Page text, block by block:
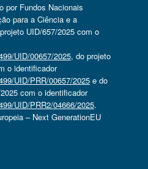
por Fundos Nacionais
para a Ciência e a
UID/657/2025 com o
UID/00657/2025, do projeto
o identificador
UID/PRR/00657/2025e do
com o identificador
UID/PRR2/04666/2025.
– Next GenerationEU